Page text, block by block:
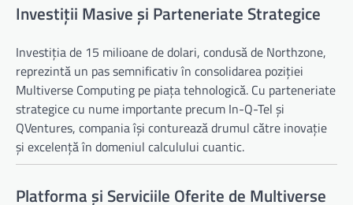
Investiții Masive și Parteneriate Strategice
Investiția de 15 milioane de dolari, condusă de Northzone,
reprezintă un pas semnificativ în consolidarea poziției
Multiverse Computing pe piața tehnologică. Cu parteneriate
strategice cu nume importante precum In-Q-Tel și
QVentures, compania își conturează drumul către inovație
și excelență în domeniul calculului cuantic.
Platforma și Serviciile Oferite de Multiverse